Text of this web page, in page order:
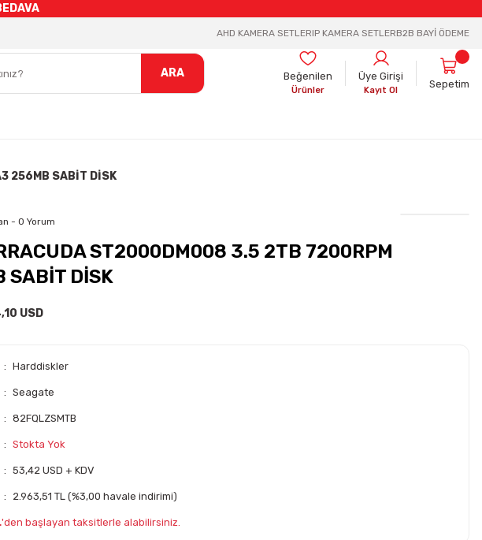
AHD KAMERA SETLERIP KAMERA SETLERB2B BAYİ ÖDEME
ARA Beğenilen
Ürünler
Üye Girişi
Kayıt Ol
Sepetim
256MB SABİT DİSK
- 0 Yorum
ST2000DM008 3.5 2TB 7200RPM
SABİT DİSK
USD
Harddiskler
Seagate
82FQLZSMTB
Stokta Yok
53,42 USD + KDV
2.963,51 TL (%3,00 havale indirimi)
'den başlayan taksitlerle alabilirsiniz.